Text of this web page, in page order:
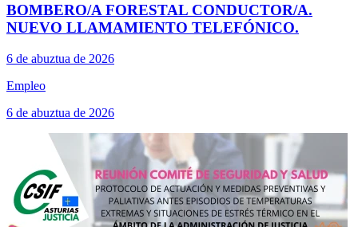
BOMBERO/A FORESTAL CONDUCTOR/A.
NUEVO LLAMAMIENTO TELEFÓNICO.
6 de abuztua de 2026
Empleo
6 de abuztua de 2026